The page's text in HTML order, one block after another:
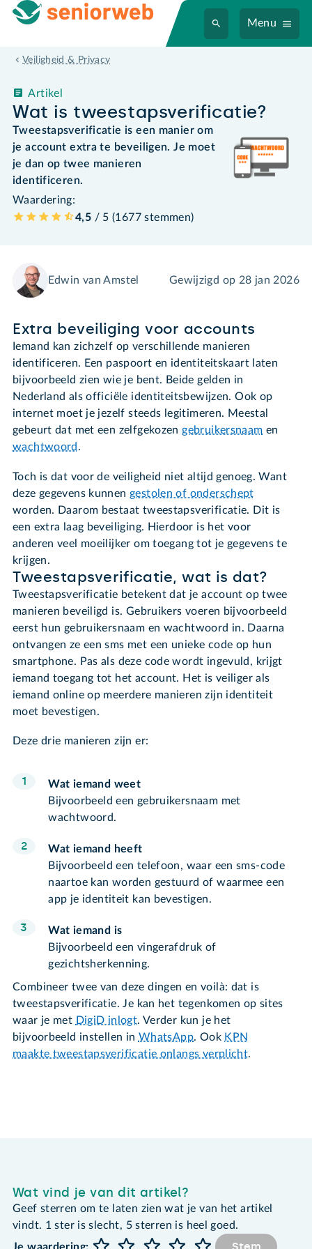
Menu
Veiligheid & Privacy
Wat is tweestapsverificatie?
Artikel
Tweestapsverificatie is een manier om
je account extra te beveiligen. Je moet
je dan op twee manieren
identificeren.
Waardering:
4,5 / 5 (1677 stemmen)
Edwin van Amstel Gewijzigd op 28 jan 2026
Extra beveiliging voor accounts
Iemand kan zichzelf op verschillende manieren
identificeren. Een paspoort en identiteitskaart laten
bijvoorbeeld zien wie je bent. Beide gelden in
Nederland als officiële identiteitsbewijzen. Ook op
internet moet je jezelf steeds legitimeren. Meestal
gebeurt dat met een zelfgekozen gebruikersnaam en
wachtwoord .
Toch is dat voor de veiligheid niet altijd genoeg. Want
deze gegevens kunnen gestolen of onderschept
worden. Daarom bestaat tweestapsverificatie. Dit is
een extra laag beveiliging. Hierdoor is het voor
anderen veel moeilijker om toegang tot je gegevens te
krijgen.
Tweestapsverificatie, wat is dat?
Tweestapsverificatie betekent dat je account op twee
manieren beveiligd is. Gebruikers voeren bijvoorbeeld
eerst hun gebruikersnaam en wachtwoord in. Daarna
ontvangen ze een sms met een unieke code op hun
smartphone. Pas als deze code wordt ingevuld, krijgt
iemand toegang tot het account. Het is veiliger als
iemand online op meerdere manieren zijn identiteit
moet bevestigen.
Deze drie manieren zijn er:
Wat iemand weet
Bijvoorbeeld een gebruikersnaam met
wachtwoord.
Wat iemand heeft
Bijvoorbeeld een telefoon, waar een sms-code
naartoe kan worden gestuurd of waarmee een
app je identiteit kan bevestigen.
Wat iemand is
Bijvoorbeeld een vingerafdruk of
gezichtsherkenning.
Combineer twee van deze dingen en voilà: dat is
tweestapsverificatie. Je kan het tegenkomen op sites
waar je met DigiD inlogt. Verder kun je het
bijvoorbeeld instellen in WhatsApp. Ook KPN
maakte tweestapsverificatie onlangs verplicht.
Wat vind je van dit artikel?
Geef sterren om te laten zien wat je van het artikel
vindt. 1 ster is slecht, 5 sterren is heel goed.